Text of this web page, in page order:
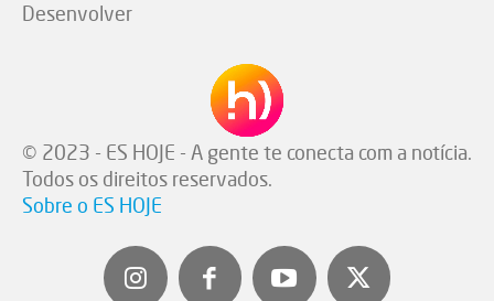
Desenvolver
© 2023 - ES HOJE - A gente te conecta com a notícia.
Todos os direitos reservados.
Sobre o ES HOJE